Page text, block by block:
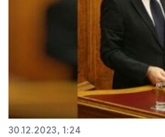
30.12.2023, 1:24